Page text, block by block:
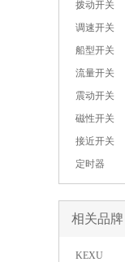
拨动开关
调速开关
船型开关
流量开关
震动开关
磁性开关
接近开关
定时器
相关品牌
KEXU